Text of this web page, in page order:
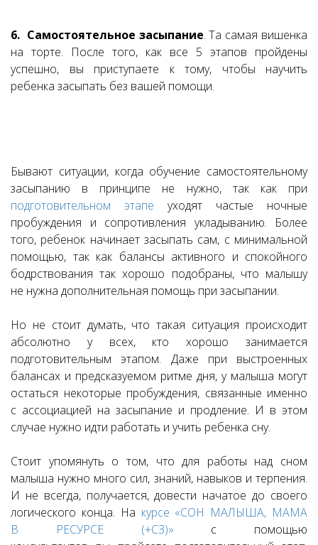
6. Самостоятельное засыпание. Та самая вишенка
на торте. После того, как все 5 этапов пройдены
успешно, вы приступаете к тому, чтобы научить
ребенка засыпать без вашей помощи.
Бывают ситуации, когда обучение самостоятельному
засыпанию в принципе не нужно, так как при
подготовительном этапе уходят частые ночные
пробуждения и сопротивления укладыванию. Более
того, ребенок начинает засыпать сам, с минимальной
помощью, так как балансы активного и спокойного
бодрствования так хорошо подобраны, что малышу
не нужна дополнительная помощь при засыпании.
Но не стоит думать, что такая ситуация происходит
абсолютно у всех, кто хорошо занимается
подготовительным этапом. Даже при выстроенных
балансах и предсказуемом ритме дня, у малыша могут
остаться некоторые пробуждения, связанные именно
с ассоциацией на засыпание и продление. И в этом
случае нужно идти работать и учить ребенка сну.
Стоит упомянуть о том, что для работы над сном
малыша нужно много сил, знаний, навыков и терпения.
И не всегда, получается, довести начатое до своего
логического конца. На курсе «СОН МАЛЫША, МАМА
В РЕСУРСЕ (+СЗ)» с помощью